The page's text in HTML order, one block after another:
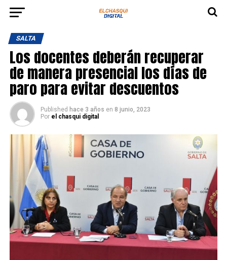
SALTA
Los docentes deberán recuperar
de manera presencial los días de
paro para evitar descuentos
Published hace 3 años en 8 junio, 2023
Por el chasqui digital